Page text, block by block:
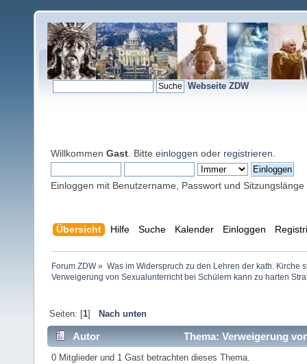
Webseite ZDW
Willkommen Gast . Bitte einloggen oder registrieren
Einloggen mit Benutzername, Passwort und Sitzungslänge
Übersicht Hilfe Suche Kalender Einloggen
Forum ZDW» Was im Widerspruch zu den Lehren der kath. Kirche
Verweigerung von Sexualunterricht bei Schülern kann zu harten
Seiten: [1] Nach unten
Autor
Thema: Verweigerung
(Gelesen 5219 mal)
0 Mitglieder und 1 Gast betrachten dieses Thema.